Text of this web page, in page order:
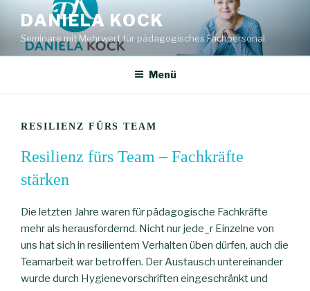
Inhalt
springen
DANIELA KOCK
Seminare mit Mehrwert für pädagogisches Fachpersonal
Menü
RESILIENZ FÜRS TEAM
Resilienz fürs Team – Fachkräfte
stärken
Die letzten Jahre waren für pädagogische Fachkräfte
mehr als herausfordernd. Nicht nur jede_r Einzelne von
uns hat sich in resilientem Verhalten üben dürfen, auch die
Teamarbeit war betroffen. Der Austausch untereinander
wurde durch Hygienevorschriften eingeschränkt und